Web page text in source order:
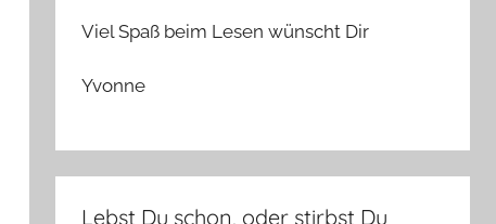
Viel Spaß beim Lesen wünscht Dir
Yvonne
Lebst Du schon, oder stirbst Du